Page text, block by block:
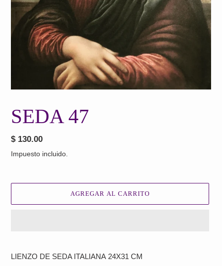
SEDA 47
Precio
habitual
$ 130.00
Impuesto incluido.
AGREGAR AL CARRITO
producto
LIENZO DE SEDA ITALIANA 24X31 CM